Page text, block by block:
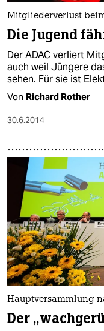
Mitgliederverlust
Die Jugend
Der ADAC verliert
auch weil Jüngere
sehen. Für sie ist
Von Richard Rother
30.6.2014
Hauptversammlung
Der